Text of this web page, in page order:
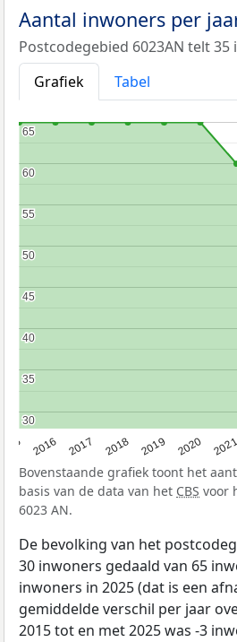
Aantal inwoners per
Postcodegebied 6023AN telt 35
Grafiek
Tabel
2016 2017 2018 2019 2020 2021
30
30
35
35
40
40
45
45
50
50
55
55
60
60
65
65
Bovenstaande grafiek toont het
basis van de data van het CBS voor
6023 AN.
De bevolking van het
30 inwoners gedaald van 65
inwoners in 2025 (dat is een
gemiddelde verschil per jaar
2015 tot en met 2025 was -3